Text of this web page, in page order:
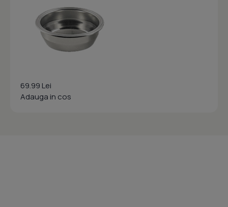
69.99 Lei
Adauga in cos